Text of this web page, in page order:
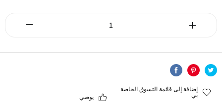
إضافة إلى قائمة التسوق الخاصة
بي
يوصي